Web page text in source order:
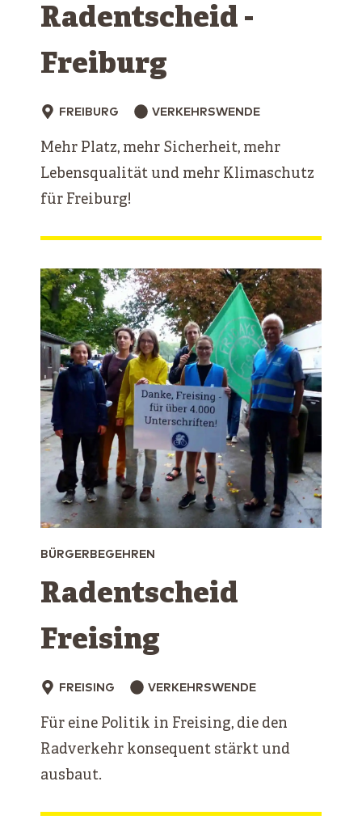
Radentscheid ­
Freiburg
FREIBURG VERKEHRSWENDE
Mehr Platz, mehr Sicherheit, mehr
Lebensqualität und mehr Klimaschutz
für Freiburg!
BÜRGERBEGEHREN
Radentscheid
Freising
FREISING VERKEHRSWENDE
Für eine Politik in Freising, die den
Radverkehr konsequent stärkt und
ausbaut.